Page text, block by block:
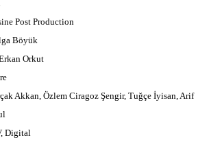
Post Production
Böyük
Orkut
Akkan, Özlem Ciragoz Şengir, Tuğçe İyisan, Arif
Digital